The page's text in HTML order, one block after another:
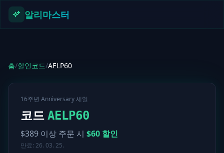
본문으로 건너뛰기
알리마스터
홈/할인코드/AELP60
16주년 Anniversary 세일
코드 AELP60
$389 이상 주문 시 $60 할인
만료: 26. 03. 25.